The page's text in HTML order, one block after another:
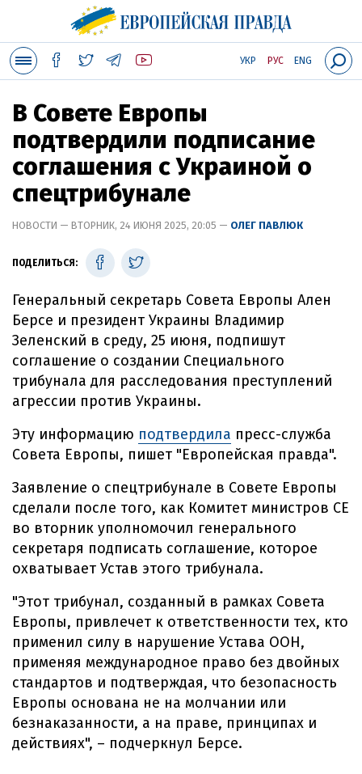
УКР РУС ENG
В Совете Европы
подтвердили подписание
соглашения с Украиной о
спецтрибунале
НОВОСТИ — ВТОРНИК, 24 ИЮНЯ 2025, 20:05 — ОЛЕГ ПАВЛЮК
ПОДЕЛИТЬСЯ:
Генеральный секретарь Совета Европы Ален
Берсе и президент Украины Владимир
Зеленский в среду, 25 июня, подпишут
соглашение о создании Специального
трибунала для расследования преступлений
агрессии против Украины.
Эту информацию подтвердила пресс-служба
Совета Европы, пишет "Европейская правда".
Заявление о спецтрибунале в Совете Европы
сделали после того, как Комитет министров СЕ
во вторник уполномочил генерального
секретаря подписать соглашение, которое
охватывает Устав этого трибунала.
"Этот трибунал, созданный в рамках Совета
Европы, привлечет к ответственности тех, кто
применил силу в нарушение Устава ООН,
применяя международное право без двойных
стандартов и подтверждая, что безопасность
Европы основана не на молчании или
безнаказанности, а на праве, принципах и
действиях", – подчеркнул Берсе.